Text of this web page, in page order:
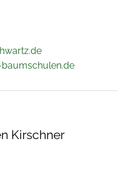
Kirschner